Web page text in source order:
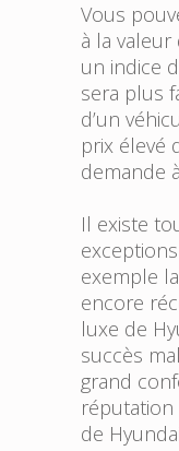
Vous
à la
un indice
sera plus
d’un
prix élevé
demande
Il existe
exemple
encore
luxe de
succès
grand
de